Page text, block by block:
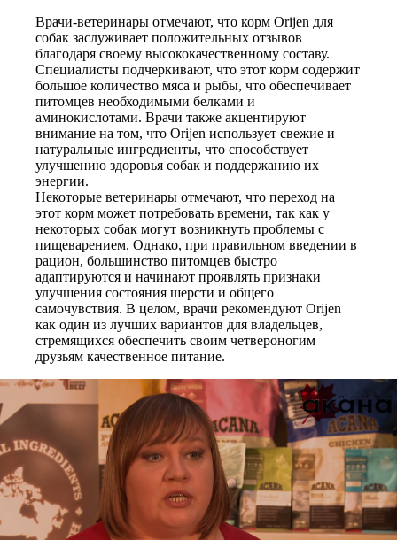
Врачи-ветеринары отмечают, что корм Orijen для
собак заслуживает положительных отзывов
благодаря своему высококачественному составу.
Специалисты подчеркивают, что этот корм содержит
большое количество мяса и рыбы, что обеспечивает
питомцев необходимыми белками и
аминокислотами. Врачи также акцентируют
внимание на том, что Orijen использует свежие и
натуральные ингредиенты, что способствует
улучшению здоровья собак и поддержанию их
энергии.
Некоторые ветеринары отмечают, что переход на
этот корм может потребовать времени, так как у
некоторых собак могут возникнуть проблемы с
пищеварением. Однако, при правильном введении в
рацион, большинство питомцев быстро
адаптируются и начинают проявлять признаки
улучшения состояния шерсти и общего
самочувствия. В целом, врачи рекомендуют Orijen
как один из лучших вариантов для владельцев,
стремящихся обеспечить своим четвероногим
друзьям качественное питание.